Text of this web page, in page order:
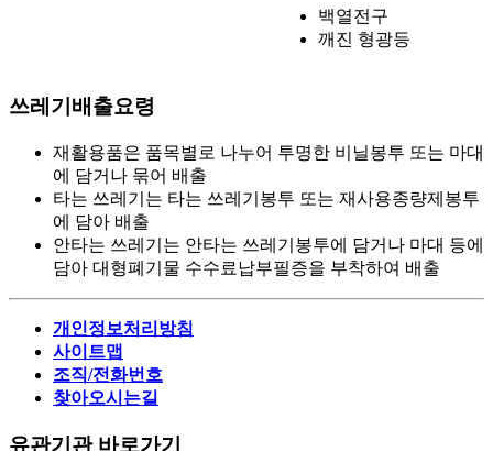
백열전구
깨진 형광등
쓰레기배출요령
재활용품은 품목별로 나누어 투명한 비닐봉투 또는 마대
에 담거나 묶어 배출
타는 쓰레기는 타는 쓰레기봉투 또는 재사용종량제봉투
에 담아 배출
안타는 쓰레기는 안타는 쓰레기봉투에 담거나 마대 등에
담아 대형폐기물 수수료납부필증을 부착하여 배출
개인정보처리방침
사이트맵
조직/전화번호
찾아오시는길
유관기관 바로가기